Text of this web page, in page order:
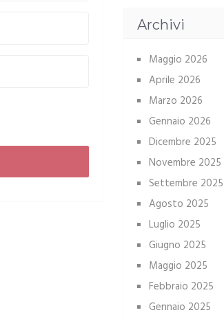
Archivi
Maggio 2026
Aprile 2026
Marzo 2026
Gennaio 2026
Dicembre 2025
Novembre 2025
Settembre 2025
Agosto 2025
Luglio 2025
Giugno 2025
Maggio 2025
Febbraio 2025
Gennaio 2025